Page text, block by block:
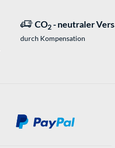
CO2 - neutraler
durch Kompensation